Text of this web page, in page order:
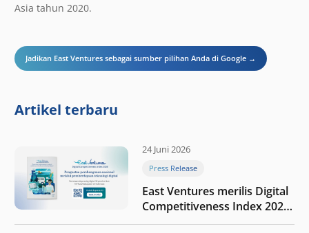
Asia tahun 2020.
Jadikan East Ventures sebagai sumber pilihan Anda di Google →
Artikel terbaru
24 Juni 2026
Press Release
East Ventures merilis Digital
Competitiveness Index 2026,
menyoroti fase transformasi